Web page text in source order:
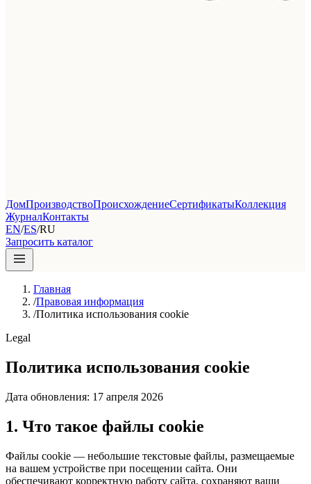
ДомПроизводствоПроисхождениеСертификатыКоллекция
ЖурналКонтакты
EN/ES/RU
Запросить каталог
Главная
/Правовая информация
/Политика использования cookie
Legal
Политика использования cookie
Дата обновления: 17 апреля 2026
1. Что такое файлы cookie
Файлы cookie — небольшие текстовые файлы, размещаемые
на вашем устройстве при посещении сайта. Они
обеспечивают корректную работу сайта, сохраняют ваши